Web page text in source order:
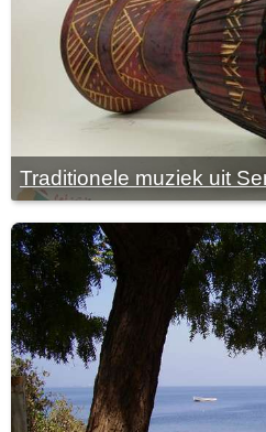
Traditionele muziek uit